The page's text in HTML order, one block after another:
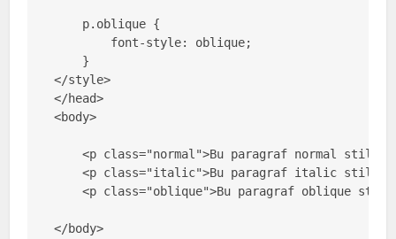
    p.oblique {
        font-style: oblique;
    }
</style>
</head>
<body>
<p class="normal">Bu paragraf normal stilde
<p class="italic">Bu paragraf italic stilde
<p class="oblique">Bu paragraf oblique
</body>